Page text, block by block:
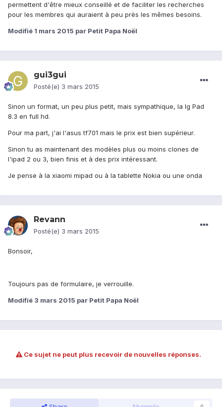
permettent d'être mieux conseillé et de faciliter les recherches
pour les membres qui auraient à peu près les mêmes besoins.
Modifié 1 mars 2015 par Petit Papa Noël
gui3gui
Posté(e) 3 mars 2015
Sinon un format, un peu plus petit, mais sympathique, la lg Pad
8.3 en full hd.
Pour ma part, j'ai l'asus tf701 mais le prix est bien supérieur.
Sinon tu as maintenant des modèles plus ou moins clones de
l'ipad 2 ou 3, bien finis et à des prix intéressant.
Je pense à la xiaomi mipad ou à la tablette Nokia ou une onda
Revann
Posté(e) 3 mars 2015
Bonsoir,
Toujours pas de formulaire, je verrouille.
Modifié 3 mars 2015 par Petit Papa Noël
Ce sujet ne peut plus recevoir de nouvelles réponses.